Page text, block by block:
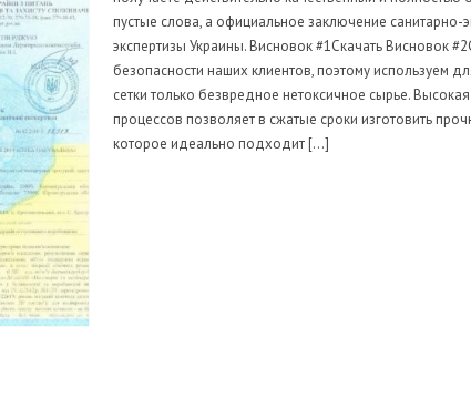
пустые слова, а официальное заключение санитарно-
экспертизы Украины. Висновок #1Скачать Висновок
безопасности наших клиентов, поэтому используем
сетки только безвредное нетоксичное сырье.
процессов позволяет в сжатые сроки изготовить
которое идеально подходит […]